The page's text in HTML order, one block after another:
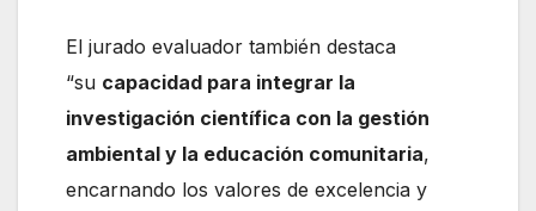
El jurado evaluador también destaca
“su capacidad para integrar la
investigación científica con la gestión
ambiental y la educación comunitaria,
encarnando los valores de excelencia y